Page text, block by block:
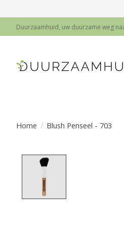
Duurzaamhuid, uw duurzame weg
Home / Blush Penseel - 703